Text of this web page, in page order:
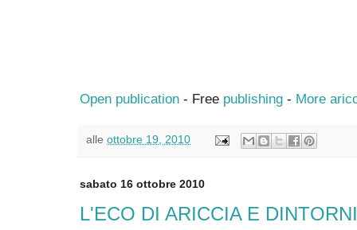
Open publication - Free publishing - More
alle ottobre 19, 2010
sabato 16 ottobre 2010
L'ECO DI ARICCIA E